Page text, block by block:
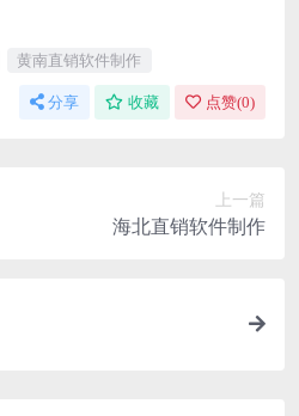
黄南直销软件制作
分享 收藏 点赞(0)
上一篇
海北直销软件制作